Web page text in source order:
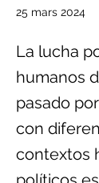
25 mars 2024
La lucha
humanos
pasado
con
contextos